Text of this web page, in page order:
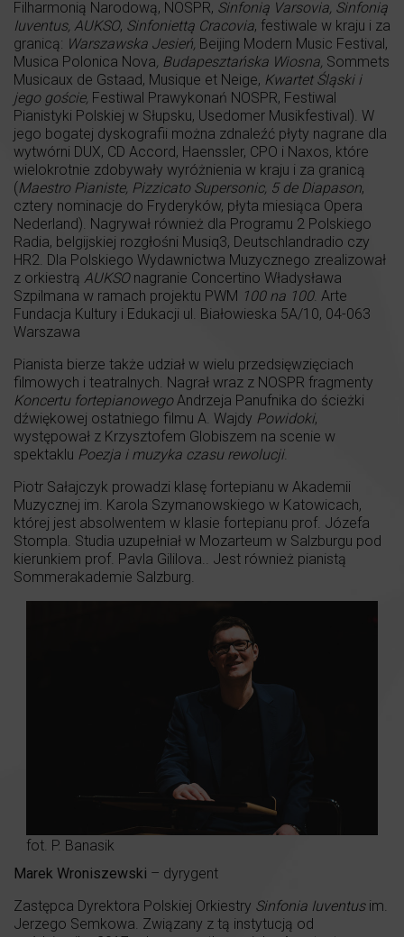
Filharmonią Narodową, NOSPR, Sinfonią Varsovia, Sinfonią
Iuventus, AUKSO, Sinfoniettą Cracovia, festiwale w kraju i za
granicą: Warszawska Jesień, Beijing Modern Music Festival,
Musica Polonica Nova , Budapesztańska Wiosna, Sommets
Musicaux de Gstaad, Musique et Neige, Kwartet Śląski i
jego goście, Festiwal Prawykonań NOSPR, Festiwal
Pianistyki Polskiej w Słupsku, Usedomer Musikfestival). W
jego bogatej dyskografii można zdnaleźć płyty nagrane dla
wytwórni DUX, CD Accord, Haenssler, CPO i Naxos, które
wielokrotnie zdobywały wyróżnienia w kraju i za granicą
(Maestro Pianiste, Pizzicato Supersonic, 5 de Diapason,
cztery nominacje do Fryderyków, płyta miesiąca Opera
Nederland). Nagrywał również dla Programu 2 Polskiego
Radia, belgijskiej rozgłośni Musiq3, Deutschlandradio czy
HR2. Dla Polskiego Wydawnictwa Muzycznego zrealizował
z orkiestrą AUKSOnagranie Concertino Władysława
Szpilmana w ramach projektu PWM 100 na 100. Arte
Fundacja Kultury i Edukacji ul. Białowieska 5A/10, 04-063
Warszawa
Pianista bierze także udział w wielu przedsięwzięciach
filmowych i teatralnych. Nagrał wraz z NOSPR fragmenty
Koncertu fortepianowegoAndrzeja Panufnika do ścieżki
dźwiękowej ostatniego filmu A. Wajdy Powidoki,
występował z Krzysztofem Globiszem na scenie w
spektaklu Poezja i muzyka czasu rewolucji.
Piotr Sałajczyk prowadzi klasę fortepianu w Akademii
Muzycznej im. Karola Szymanowskiego w Katowicach,
której jest absolwentem w klasie fortepianu prof. Józefa
Stompla. Studia uzupełniał w Mozarteum w Salzburgu pod
kierunkiem prof. Pavla Gililova.. Jest również pianistą
Sommerakademie Salzburg.
fot. P. Banasik
Marek Wroniszewski – dyrygent
Zastępca Dyrektora Polskiej Orkiestry Sinfonia Iuventusim.
Jerzego Semkowa. Związany z tą instytucją od